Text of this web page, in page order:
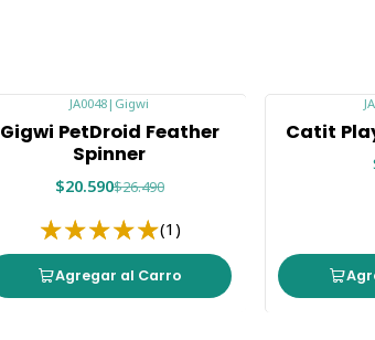
JA0048 | Gigwi
Gigwi PetDroid Feather
Spinner
$20.590$26.490
(1)
Agregar al Carro
Catit